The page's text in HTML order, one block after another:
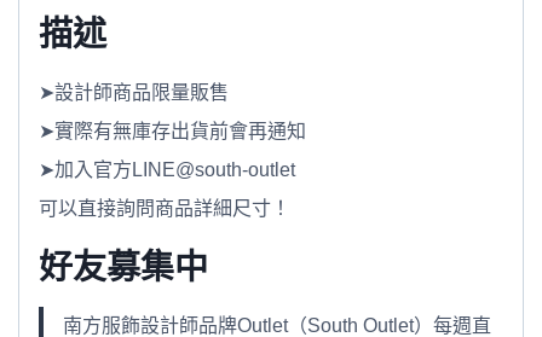
描述
➤設計師商品限量販售
➤實際有無庫存出貨前會再通知
➤加入官方LINE@south-outlet
可以直接詢問商品詳細尺寸！
好友募集中
南方服飾設計師品牌Outlet（South Outlet）每週直